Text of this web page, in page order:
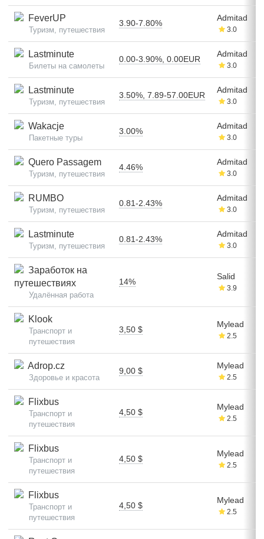
FeverUP
Туризм, путешествия
3.90-7.80%
Admitad
3.0
Lastminute
Билеты на самолеты
0.00-3.90%, 0.00EUR
Admitad
3.0
Lastminute
Туризм, путешествия
3.50%, 7.89-57.00EUR
Admitad
3.0
Wakacje
Пакетные туры
3.00%
Admitad
3.0
Quero Passagem
Туризм, путешествия
4.46%
Admitad
3.0
RUMBO
Туризм, путешествия
0.81-2.43%
Admitad
3.0
Lastminute
Туризм, путешествия
0.81-2.43%
Admitad
3.0
Заработок на
путешествиях
Удалённая работа
14%
Salid
3.9
Klook
Транспорт и
путешествия
3,50 $
Mylead
2.5
Adrop.cz
Здоровье и красота
9,00 $
Mylead
2.5
Flixbus
Транспорт и
путешествия
4,50 $
Mylead
2.5
Flixbus
Транспорт и
путешествия
4,50 $
Mylead
2.5
Flixbus
Транспорт и
путешествия
4,50 $
Mylead
2.5